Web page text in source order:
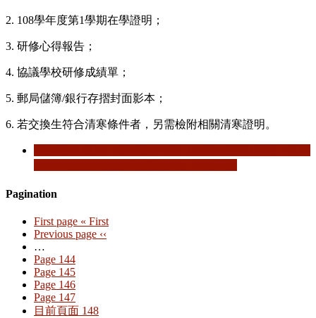
2. 108學年度第1學期在學證明；
3. 研修心得報告；
4. 協議學校研修成績單；
5. 郵局儲簿/銀行存摺封面影本；
6. 若交換生符合清寒條件者，另需檢附相關清寒證明。
Pagination
First page « First
Previous page ‹‹
…
Page 144
Page 145
Page 146
Page 147
目前頁面 148